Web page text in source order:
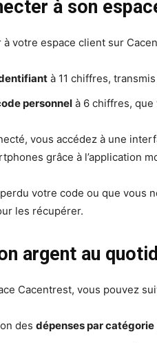
à son
à votre espace client sur
à 11 chiffres,
personnel à 6 chiffres,
vous accédez à une
grâce à l’application
votre code ou que vous
les récupérer.
argent au
Cacentrest, vous pouvez
des dépenses par catégorie